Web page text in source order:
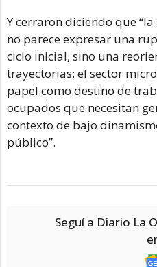
Y cerraron diciendo que
no parece expresar una
ciclo inicial, sino una
trayectorias: el sector
papel como destino de
ocupados que necesitan
contexto de bajo
público”.
Seguí a Diario La